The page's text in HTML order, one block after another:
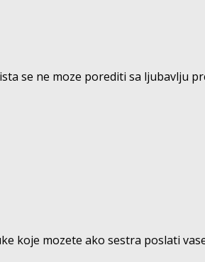
se ne moze porediti sa ljubavlju
koje mozete ako sestra poslati